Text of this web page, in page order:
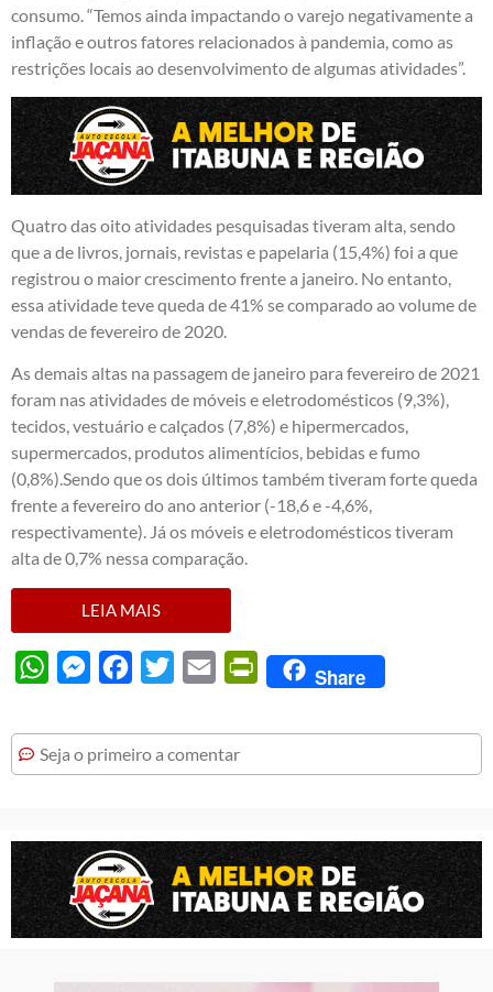
consumo. “Temos ainda impactando o varejo negativamente a
inflação e outros fatores relacionados à pandemia, como as
restrições locais ao desenvolvimento de algumas atividades”.
Quatro das oito atividades pesquisadas tiveram alta, sendo
que a de livros, jornais, revistas e papelaria (15,4%) foi a que
registrou o maior crescimento frente a janeiro. No entanto,
essa atividade teve queda de 41% se comparado ao volume de
vendas de fevereiro de 2020.
As demais altas na passagem de janeiro para fevereiro de 2021
foram nas atividades de móveis e eletrodomésticos (9,3%),
tecidos, vestuário e calçados (7,8%) e hipermercados,
supermercados, produtos alimentícios, bebidas e fumo
(0,8%).Sendo que os dois últimos também tiveram forte queda
frente a fevereiro do ano anterior (-18,6 e -4,6%,
respectivamente). Já os móveis e eletrodomésticos tiveram
alta de 0,7% nessa comparação.
LEIA MAIS
WhatsAppMessengerFacebook
Twitter Email PrintFriendly
Share
Seja o primeiro a comentar